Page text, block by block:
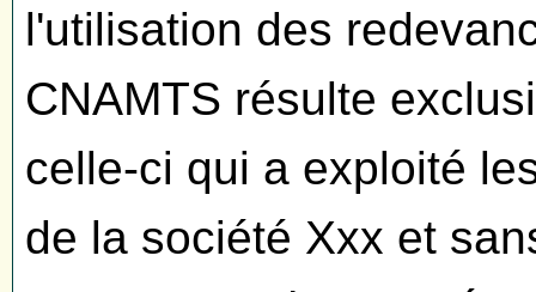
l'utilisation des
CNAMTS résulte
celle-ci qui a exploité
de la société Xxx et